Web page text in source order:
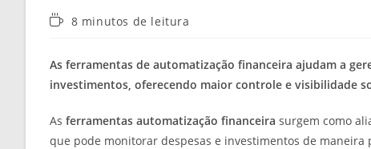
Tempo8 minutos de leitura
As ferramentas de automatização financeira ajudam a
investimentos, oferecendo maior controle e visibilidade
As ferramentas automatização financeira surgem como
que pode monitorar despesas e investimentos de